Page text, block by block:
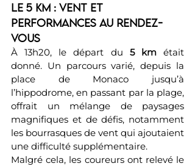
Le 5 km : vent et
performances au rendez-
vous
À 13h20, le départ du 5 km était
donné. Un parcours varié, depuis la
place de Monaco jusqu’à
l’hippodrome, en passant par la plage,
offrait un mélange de paysages
magnifiques et de défis, notamment
les bourrasques de vent qui ajoutaient
une difficulté supplémentaire.
Malgré cela, les coureurs ont relevé le